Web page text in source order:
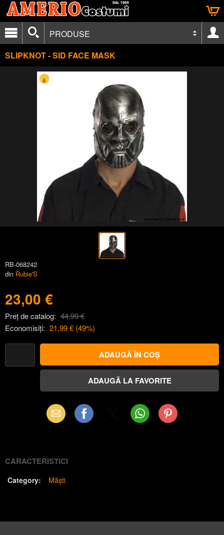
PRODUSE
SLIPKNOT - SID FACE MASK
RB-068242
din Rubie'S
23,00 €
Preț de catalog: 44,99 €
Economisiți: 21,99 € (49%)
Email Facebook WhatsAppPinterest
CARACTERISTICI
Category: Măști